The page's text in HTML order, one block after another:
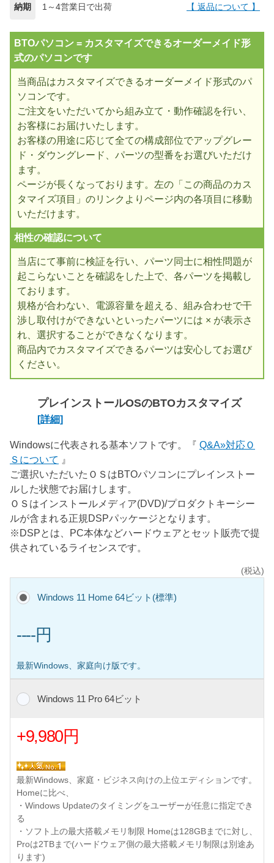
納期 1～4営業日で出荷 【 返品について 】
BTOパソコン = カスタマイズできるオーダーメイド形
式のパソコンです
当商品はカスタマイズできるオーダーメイド形式のパ
ソコンです。
ご注文をいただいてから組み立て・動作確認を行い、
お客様にお届けいたします。
お客様の用途に応じて全ての構成部位でアップグレー
ド・ダウングレード、パーツの型番をお選びいただけ
ます。
ページが長くなっております。左の「この商品のカス
タマイズ項目」のリンクよりページ内の各項目に移動
いただけます。
相性の確認について
当店にて事前に検証を行い、パーツ同士に相性問題が
起こらないことを確認をした上で、各パーツを掲載し
ております。
規格が合わない、電源容量を超える、組み合わせで干
渉し取付けができないといったパーツには × が表示さ
れ、選択することができなくなります。
商品内でカスタマイズできるパーツは安心してお選び
ください。
プレインストールOSのBTOカスタマイズ
[詳細]
Windowsに代表される基本ソフトです。『 Q&A»対応Ｏ
Ｓについて 』
ご選択いただいたＯＳはBTOパソコンにプレインストー
ルした状態でお届けします。
ＯＳはインストールメディア(DVD)/プロダクトキーシー
ルが含まれる正規DSPパッケージとなります。
※DSPとは、PC本体などハードウェアとセット販売で提
供されているライセンスです。
(税込)
Windows 11 Home 64ビット(標準)
----円
最新Windows、家庭向け版です。
Windows 11 Pro 64ビット
+9,980円
最新Windows、家庭・ビジネス向けの上位エディションです。
Homeに比べ、
・Windows Updateのタイミングをユーザーが任意に指定でき
る
・ソフト上の最大搭載メモリ制限 Homeは128GBまでに対し、
Proは2TBまで(ハードウェア側の最大搭載メモリ制限は別途あ
ります)